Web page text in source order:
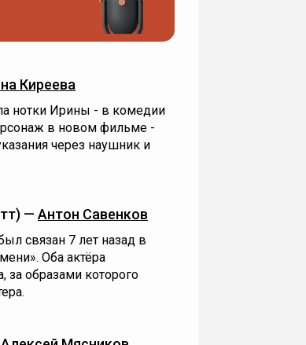
Киреева
нотки Ирины - в комедии
в новом фильме -
через наушник и
— Антон Савенков
связан 7 лет назад в
Оба актёра
за образами которого